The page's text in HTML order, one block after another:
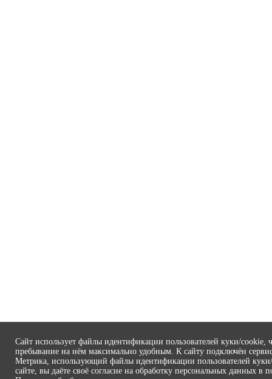
Сайт использует файлы идентификации пользователей куки/cookie,
пребывание на нём максимально удобным. К cайту подключён
Метрика, использующий файлы идентификации пользователей куки/
сайте, вы даёте своё согласие на обработку персональных данных в